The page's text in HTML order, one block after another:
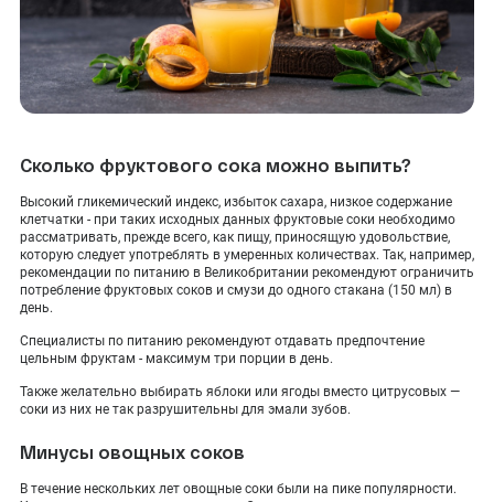
Сколько фруктового сока можно выпить?
Высокий гликемический индекс, избыток сахара, низкое содержание
клетчатки - при таких исходных данных фруктовые соки необходимо
рассматривать, прежде всего, как пищу, приносящую удовольствие,
которую следует употреблять в умеренных количествах. Так, например,
рекомендации по питанию в Великобритании рекомендуют ограничить
потребление фруктовых соков и смузи до одного стакана (150 мл) в
день.
Специалисты по питанию рекомендуют отдавать предпочтение
цельным фруктам - максимум три порции в день.
Также желательно выбирать яблоки или ягоды вместо цитрусовых —
соки из них не так разрушительны для эмали зубов.
Минусы овощных соков
В течение нескольких лет овощные соки были на пике популярности.